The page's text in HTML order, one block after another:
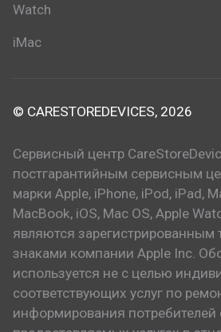
Watch
iMac
© CARESTOREDEVICES, 2026
Сервисный центр
постгарантийным сервисным
марки Apple, iPhone, iPod, iPad,
MacBook, iOS, Mac OS, Apple
являются зарегистрированным
знаками компании Apple Inc.
используется не с целью
соответствующих услуг по
информирования потребителей